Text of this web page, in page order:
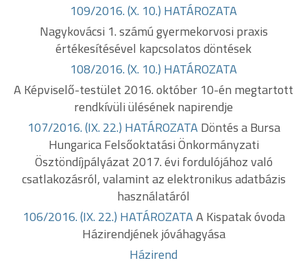
109/2016. (X. 10.) HATÁROZATA
Nagykovácsi 1. számú gyermekorvosi praxis
értékesítésével kapcsolatos döntések
108/2016. (X. 10.) HATÁROZATA
A Képviselő-testület 2016. október 10-én megtartott
rendkívüli ülésének napirendje
107/2016. (IX. 22.) HATÁROZATADöntés a Bursa
Hungarica Felsőoktatási Önkormányzati
Ösztöndíjpályázat 2017. évi fordulójához való
csatlakozásról, valamint az elektronikus adatbázis
használatáról
106/2016. (IX. 22.) HATÁROZATAA Kispatak óvoda
Házirendjének jóváhagyása
Házirend